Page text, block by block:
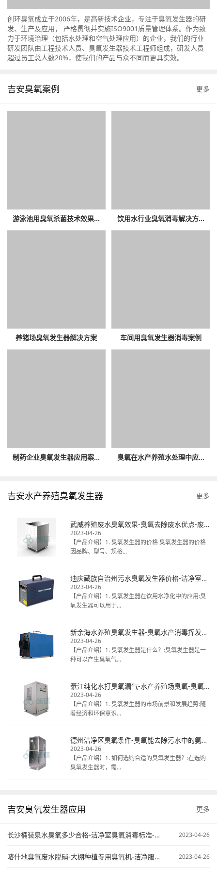
创环臭氧成立于2006年，是高新技术企业，专注于臭氧发生器的研
发、生产及应用， 严格贯彻并实施ISO9001质量管理体系。作为致
力于环境治理（包括水处理和空气处理应用）的企业，我们的行业
研发团队由工程技术人员、臭氧发生器技术工程师组成，研发人员
超过员工总人数20%，使我们的产品与众不同而更具实效。
吉安臭氧案例 更多
游泳池用臭氧杀菌技术效果... 饮用水行业臭氧消毒解决方...
养猪场臭氧发生器解决方案 车间用臭氧发生器消毒案例
制药企业臭氧发生器应用案... 臭氧在水产养殖水处理中应...
吉安水产养殖臭氧发生器 更多
武威养殖废水臭氧效果-臭氧去除废水优点-废水臭氧消毒厂家
2023-04-26
【产品介绍】1. 臭氧发生器的价格 臭氧发生器的价格
因品牌、型号、规格...
迪庆藏族自治州污水臭氧发生器价格-洁净室臭氧消毒热线电话-揭秘桶装水臭氧
2023-04-26
【产品介绍】1. 臭氧发生器在饮用水净化中的应用:臭
氧发生器可以用于...
新余海水养殖臭氧发生器-臭氧水产消毒挥发时间-天然矿泉水臭氧毒
2023-04-26
【产品介绍】1. 臭氧发生器是什么？:臭氧发生器是一
种可以产生臭氧气...
綦江纯化水打臭氧漏气-水产养殖场臭氧-臭氧发生器清洗冷库
2023-04-26
【产品介绍】1. 臭氧发生器的市场前景和发展趋势:随
着经济和环保意识...
德州洁净区臭氧条件-臭氧能去除污水中的氨氮不-臭氧在污水处理中的应用
2023-04-26
【产品介绍】1. 如何选购合适的臭氧发生器？:在选购
臭氧发生器时，需...
吉安臭氧发生器应用 更多
长沙桶装泉水臭氧多少合格-洁净室臭氧消毒标准-臭氧污水处理原来 2023-04-26
喀什地臭氧废水脱硝-大棚种植专用臭氧机-洁净服臭氧灭菌 2023-04-26